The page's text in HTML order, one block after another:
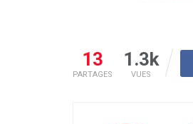
13
PARTAGES
1.3k
VUES